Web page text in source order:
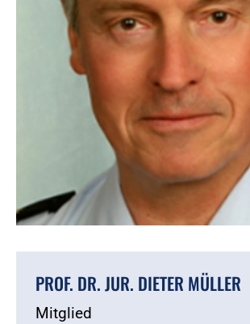
PROF. DR. JUR. DIETER MÜLLER
Mitglied